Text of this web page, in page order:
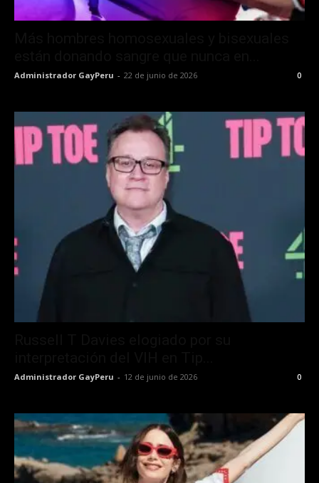
Administrador GayPeru - 22 de junio de 2026 0
Administrador GayPeru - 12 de junio de 2026 0